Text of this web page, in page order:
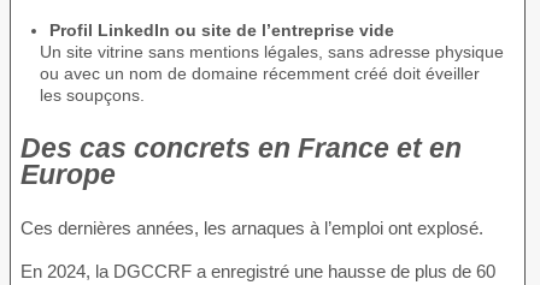
Profil LinkedIn ou site de l’entreprise vide
Un site vitrine sans mentions légales, sans adresse physique
ou avec un nom de domaine récemment créé doit éveiller
les soupçons.
Des cas concrets en France et en
Europe
Ces dernières années, les arnaques à l’emploi ont explosé.
En 2024, la DGCCRF a enregistré une hausse de plus de 60